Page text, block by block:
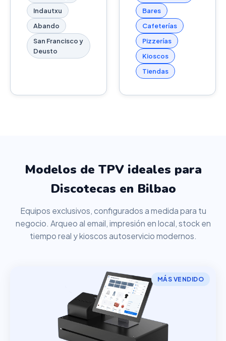
Indautxu
Abando
San Francisco y
Deusto
Bares
Cafeterías
Pizzerías
Kioscos
Tiendas
Modelos de TPV ideales para
Discotecas en Bilbao
Equipos exclusivos, configurados a medida para tu
negocio. Arqueo al email, impresión en local, stock en
tiempo real y kioscos autoservicio modernos.
MÁS VENDIDO